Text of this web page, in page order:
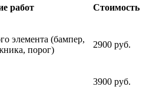
работ Стоимость
элемента (бампер,
порог)
2900 руб.
3900 руб.